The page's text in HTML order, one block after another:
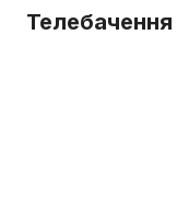
Телебачення